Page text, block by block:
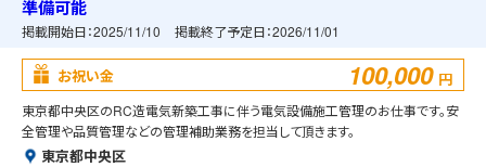
準備可能
掲載開始日：2025/11/10 掲載終了予定日：2026/11/01
お祝い金 100,000 円
東京都中央区のRC造電気新築工事に伴う電気設備施工管理のお仕事です。安
全管理や品質管理などの管理補助業務を担当して頂きます。
東京都中央区